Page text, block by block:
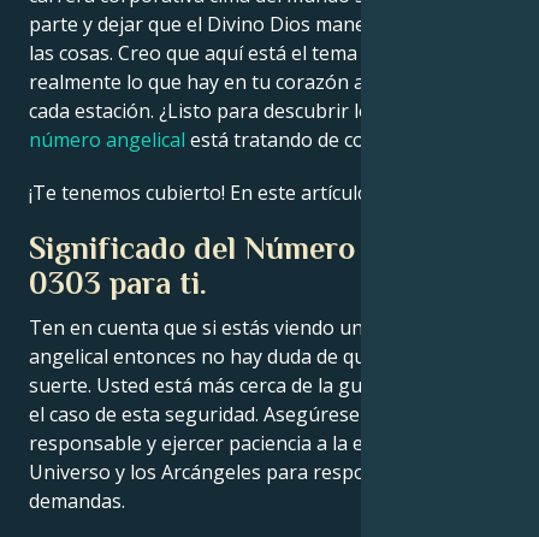
parte y dejar que el Divino Dios manejar el resto de
las cosas. Creo que aquí está el tema de seguir
realmente lo que hay en tu corazón a lo largo de
cada estación. ¿Listo para descubrir lo que este
número angelical está tratando de comunicarte?
¡Te tenemos cubierto! En este artículo descubrirás:
Significado del Número del Ángel
0303 para ti.
Ten en cuenta que si estás viendo un número
angelical entonces no hay duda de que tienes mucha
suerte. Usted está más cerca de la guía espiritual en
el caso de esta seguridad. Asegúrese de ser
responsable y ejercer paciencia a la espera de que el
Universo y los Arcángeles para responder a sus
demandas.